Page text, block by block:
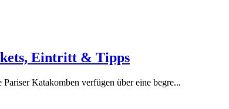
Eintritt & Tipps
Katakomben verfügen über eine begre...